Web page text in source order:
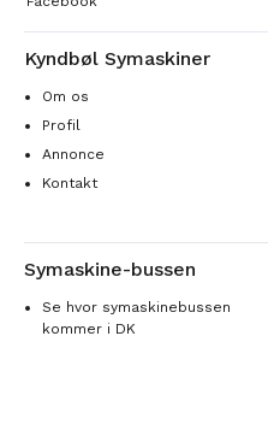
Kyndbøl Symaskiner
Om os
Profil
Annonce
Kontakt
Symaskine-bussen
Se hvor symaskinebussen
kommer i DK